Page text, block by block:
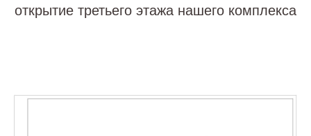
открытие третьего этажа нашего комплекса